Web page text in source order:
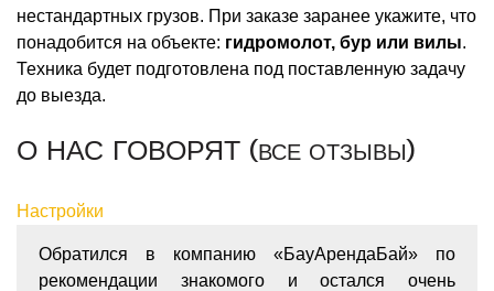
нестандартных грузов. При заказе заранее укажите, что
понадобится на объекте: гидромолот, бур или вилы.
Техника будет подготовлена под поставленную задачу
до выезда.
О НАС ГОВОРЯТ (ВСЕ ОТЗЫВЫ)
Настройки
Обратился в компанию «БауАрендаБай» по
рекомендации знакомого и остался очень